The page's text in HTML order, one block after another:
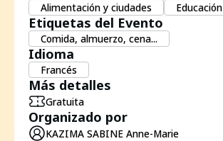
Alimentación y ciudades
Educación
Etiquetas del Evento
Comida, almuerzo, cena...
Idioma
Francés
Más detalles
Gratuita
Organizado por
KAZIMA SABINE Anne-Marie